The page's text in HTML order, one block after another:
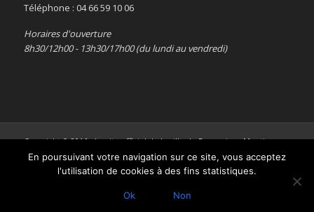
Téléphone : 04 66 59 10 06
Horaires d'ouverture
8h30/12h00 - 13h30/17h00 (du lundi au vendredi)
Copyright © 2016 -Le site officiel de la ville de Beaucaire-Mentions
légales
En poursuivant votre navigation sur ce site, vous acceptez
l'utilisation de cookies à des fins statistiques.
Ok Non